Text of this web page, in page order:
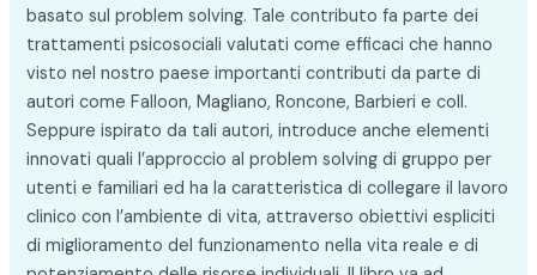
basato sul problem solving. Tale contributo fa parte dei
trattamenti psicosociali valutati come efficaci che hanno
visto nel nostro paese importanti contributi da parte di
autori come Falloon, Magliano, Roncone, Barbieri e coll.
Seppure ispirato da tali autori, introduce anche elementi
innovati quali l’approccio al problem solving di gruppo per
utenti e familiari ed ha la caratteristica di collegare il lavoro
clinico con l’ambiente di vita, attraverso obiettivi espliciti
di miglioramento del funzionamento nella vita reale e di